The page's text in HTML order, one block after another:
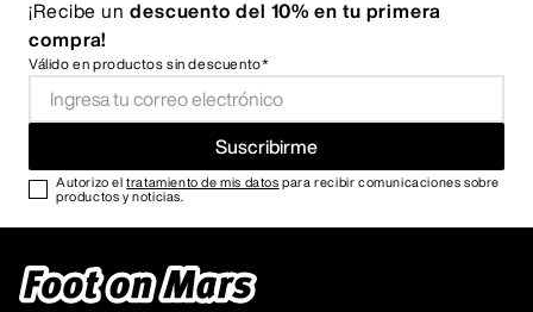
¡Recibe un descuento del 10% en tu primera
compra!
Válido en productos sin descuento*
Suscribirme
Autorizo eltratamiento de mis datos para recibir comunicaciones sobre
productos y noticias.